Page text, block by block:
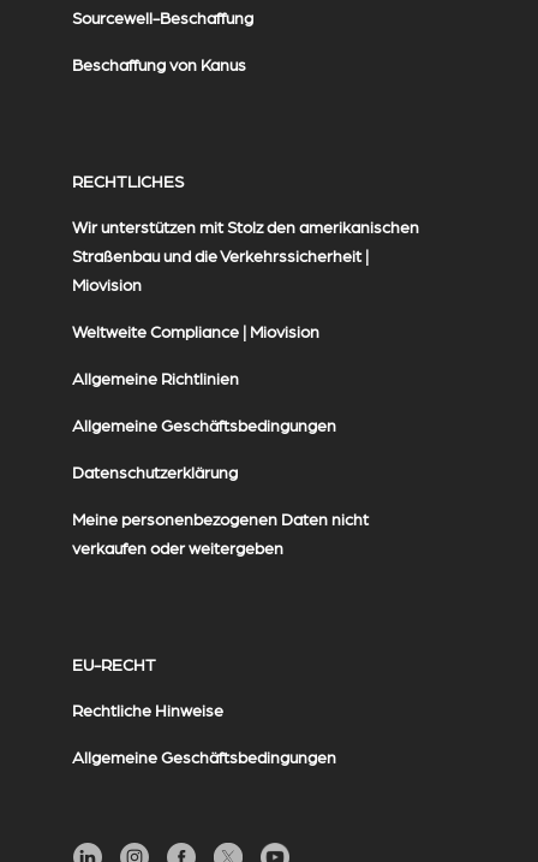
Sourcewell-Beschaffung
Beschaffung von Kanus
RECHTLICHES
Wir unterstützen mit Stolz den amerikanischen
Straßenbau und die Verkehrssicherheit |
Miovision
Weltweite Compliance | Miovision
Allgemeine Richtlinien
Allgemeine Geschäftsbedingungen
Datenschutzerklärung
Meine personenbezogenen Daten nicht
verkaufen oder weitergeben
EU-RECHT
Rechtliche Hinweise
Allgemeine Geschäftsbedingungen